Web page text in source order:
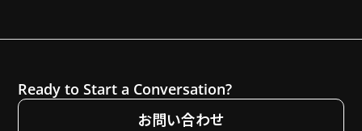
Ready to Start a Conversation?
お問い合わせ